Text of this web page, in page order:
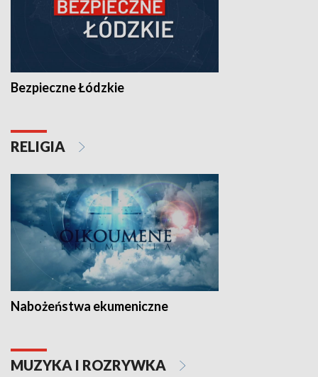
Bezpieczne Łódzkie
RELIGIA
Nabożeństwa ekumeniczne
MUZYKA I ROZRYWKA